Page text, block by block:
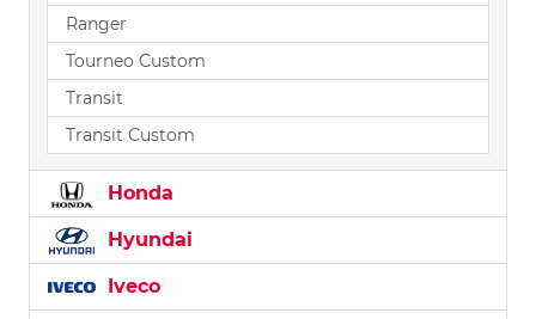
Ranger
Tourneo Custom
Transit
Transit Custom
Honda
Hyundai
Iveco